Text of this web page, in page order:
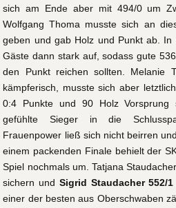
sich am Ende aber mit 494/0 um
Wolfgang Thoma musste sich an
geben und gab Holz und Punkt ab.
Gäste dann stark auf, sodass gute
den Punkt reichen sollten. Melanie
kämpferisch, musste sich aber
0:4 Punkte und 90 Holz Vorsprung
gefühlte Sieger in die
Frauenpower ließ sich nicht beirren
einem packenden Finale behielt der
Spiel nochmals um. Tatjana
sichern und Sigrid Staudacher 552/1
einer der besten aus Oberschwaben